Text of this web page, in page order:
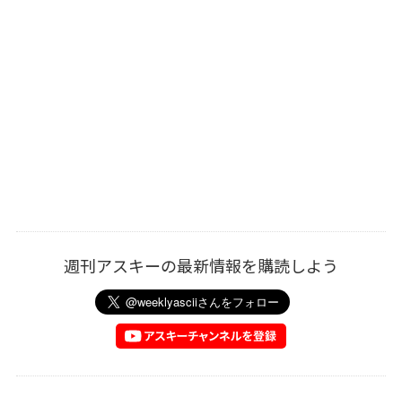
週刊アスキーの最新情報を購読しよう